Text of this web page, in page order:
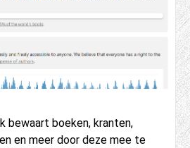
bewaart boeken, kranten,
en meer door deze mee te